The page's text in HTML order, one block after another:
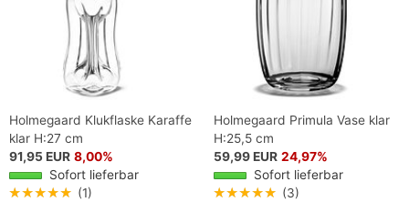
Holmegaard Klukflaske Karaffe
klar H:27 cm
91,95 EUR 8,00%
Sofort lieferbar
★★★★★ (1)
Holmegaard Primula Vase klar
H:25,5 cm
59,99 EUR 24,97%
Sofort lieferbar
★★★★★ (3)